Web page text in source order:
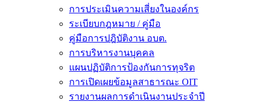
การประเมินความเสี่ยงในองค์กร
ระเบียบกฎหมาย / คู่มือ
คู่มือการปฎิบัติงาน อบต.
การบริหารงานบุคคล
แผนปฏิบัติการป้องกันการทุจริต
การเปิดเผยข้อมูลสาธารณะ OIT
รายงานผลการดำเนินงานประจำปี